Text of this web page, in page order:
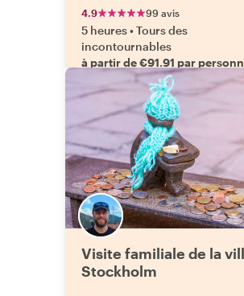
4.9 99 avis
5 heures•Tours des
incontournables
à partir de €91.91 par
Visite familiale de la
Stockholm